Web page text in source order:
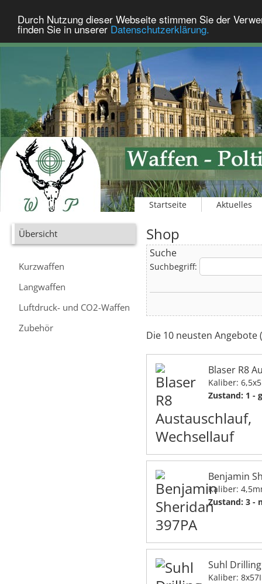
Durch Nutzung dieser Webseite stimmen Sie der
finden Sie in unserer Datenschutzerklärung.
Startseite Aktuelles
Übersicht
Kurzwaffen
Langwaffen
Luftdruck- und CO2-Waffen
Zubehör
Shop
Suche
Suchbegriff:
Die 10 neusten Angebote
Blaser R8
Kaliber:
Zustand: 1 -
Benjamin
Kaliber:
Zustand: 3 -
Suhl Drilling
Kaliber: